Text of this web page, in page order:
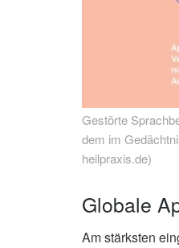
Gestörte
dem im
heilpraxis.de)
Globale
Am stärksten